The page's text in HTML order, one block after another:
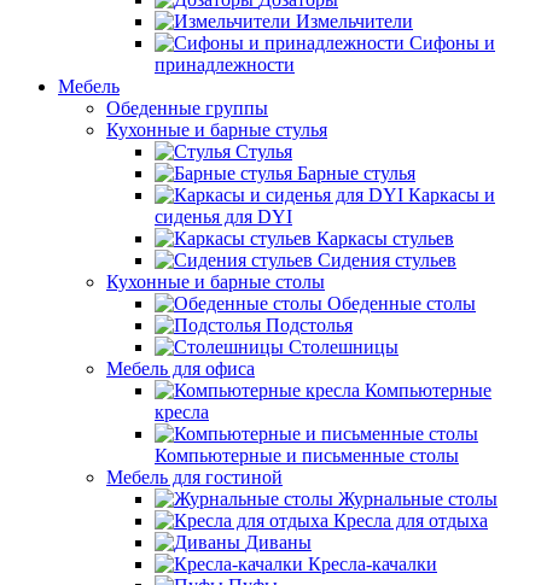
Измельчители
Сифоны и
принадлежности
Мебель
Обеденные группы
Кухонные и барные стулья
Стулья
Барные стулья
Каркасы и
сиденья для DYI
Каркасы стульев
Сидения стульев
Кухонные и барные столы
Обеденные столы
Подстолья
Столешницы
Мебель для офиса
Компьютерные
кресла
Компьютерные и письменные столы
Мебель для гостиной
Журнальные столы
Кресла для отдыха
Диваны
Кресла-качалки